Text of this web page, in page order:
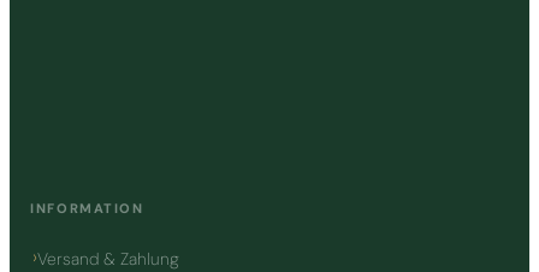
INFORMATION
Versand & Zahlung